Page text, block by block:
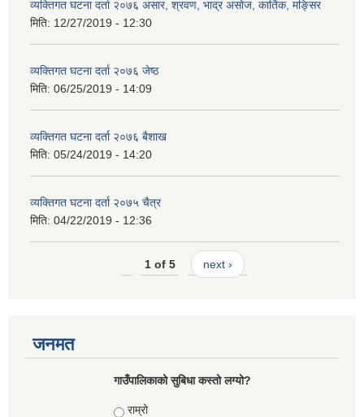
व्यक्तिगत घटना दर्ता २०७६ असार, श्रवण, भाद्र असोज, कार्तिक, मङ्सिर
मिति: 12/27/2019 - 12:30
व्यक्तिगत घटना दर्ता २०७६ जेष्ठ
मिति: 06/25/2019 - 14:09
व्यक्तिगत घटना दर्ता २०७६ बैशाख
मिति: 05/24/2019 - 14:20
व्यक्तिगत घटना दर्ता २०७५ चैत्र
मिति: 04/22/2019 - 12:36
1 of 5 next ›
जनमत
गाउँपालिकाको सुबिधा कस्तो लग्यो?
Choices
राम्रो